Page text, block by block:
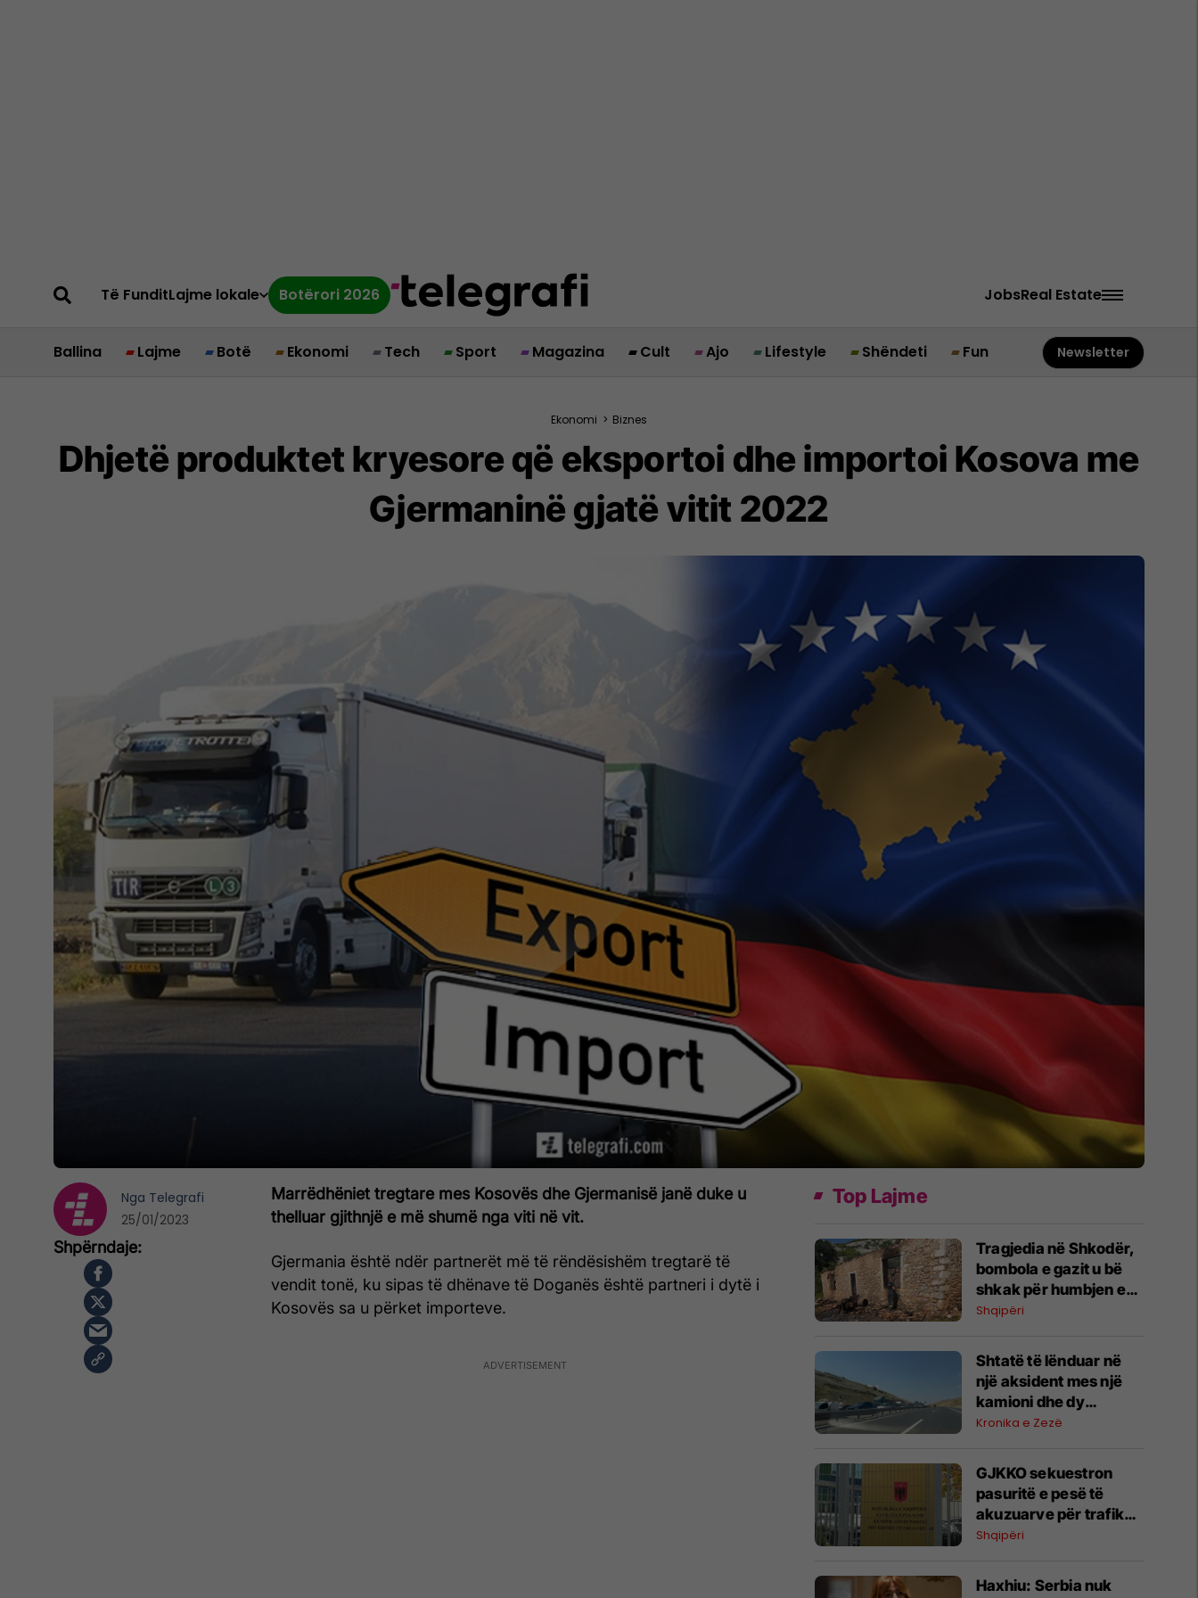
Të FunditLajme lokale Botërori 2026 JobsReal Estate
Ballina Lajme Botë Ekonomi Tech Sport Magazina Cult Ajo Lifestyle Shëndeti Fun Newsletter
Ekonomi > Biznes
Dhjetë produktet kryesore që eksportoi dhe importoi Kosova me
Gjermaninë gjatë vitit 2022
Marrëdhëniet tregtare mes Kosovës dhe Gjermanisë janë duke u
thelluar gjithnjë e më shumë nga viti në vit.
Gjermania është ndër partnerët më të rëndësishëm tregtarë të
vendit tonë, ku sipas të dhënave të Doganës është partneri i dytë i
Kosovës sa u përket importeve.
Nga Telegrafi
25/01/2023
Top Lajme
Tragjedia në Shkodër,
bombola e gazit u bë
shkak për humbjen e
jetës së nënës dhe dy
Shqipëri
Shtatë të lënduar në
një aksident mes një
kamioni dhe dy
veturave në
Rugova”
Kronika e Zezë
GJKKO sekuestron
pasuritë e pesë të
akuzuarve për trafik
droge, bllokohen
llogari bankare
Shqipëri
Haxhiu: Serbia nuk